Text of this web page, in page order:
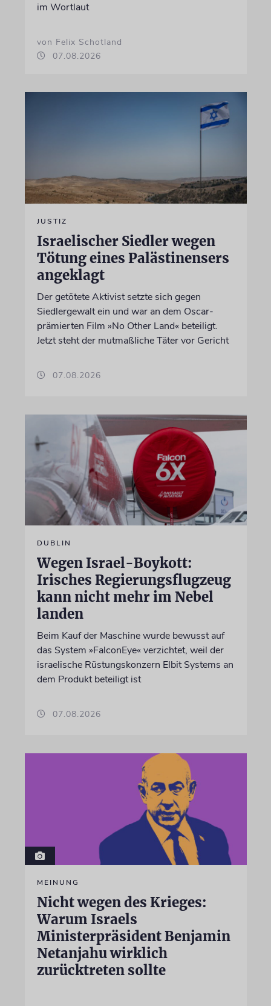
im Wortlaut
von Felix Schotland
07.08.2026
JUSTIZ
Israelischer Siedler wegen
Tötung eines Palästinensers
angeklagt
Der getötete Aktivist setzte sich gegen
Siedlergewalt ein und war an dem Oscar-
prämierten Film »No Other Land« beteiligt.
Jetzt steht der mutmaßliche Täter vor Gericht
07.08.2026
DUBLIN
Wegen Israel-Boykott:
Irisches Regierungsflugzeug
kann nicht mehr im Nebel
landen
Beim Kauf der Maschine wurde bewusst auf
das System »FalconEye« verzichtet, weil der
israelische Rüstungskonzern Elbit Systems an
dem Produkt beteiligt ist
07.08.2026
MEINUNG
Nicht wegen des Krieges:
Warum Israels
Ministerpräsident Benjamin
Netanjahu wirklich
zurücktreten sollte